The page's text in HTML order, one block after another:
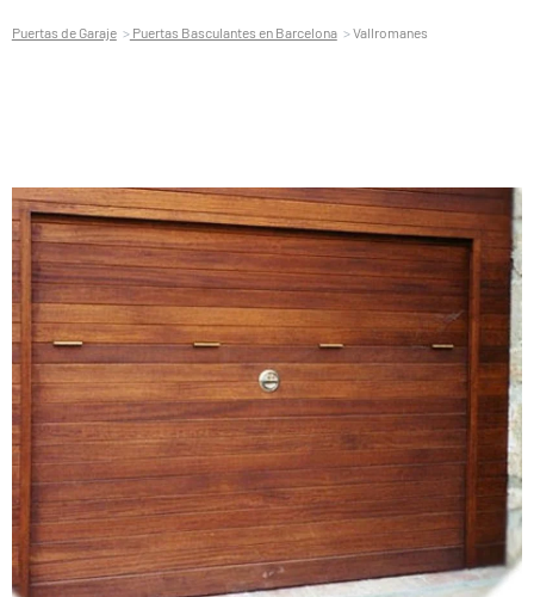
Puertas de Garaje Puertas Basculantes en Barcelona Vallromanes